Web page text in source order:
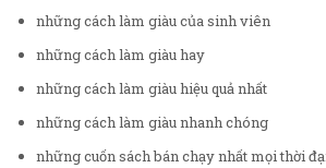
những cách làm giàu của sinh viên
những cách làm giàu hay
những cách làm giàu hiệu quả nhất
những cách làm giàu nhanh chóng
những cuốn sách bán chạy nhất mọi thời